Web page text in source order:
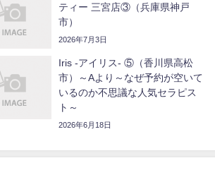
ティー 三宮店③（兵庫県神戸
市）
2026年7月3日
Iris -アイリス- ⑤（香川県高松
市）～Aより～なぜ予約が空いて
いるのか不思議な人気セラピス
ト～
2026年6月18日